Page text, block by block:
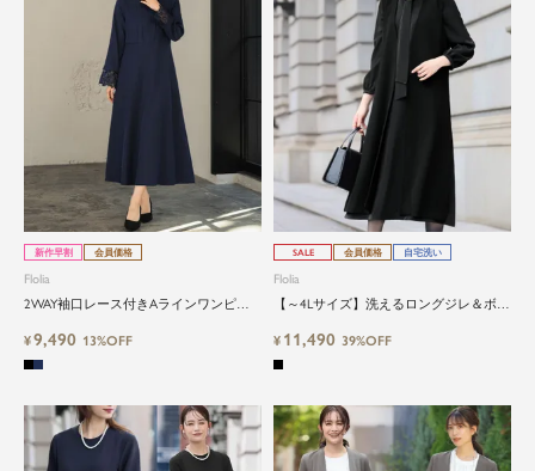
新作早割 会員価格
Flolia
2WAY袖口レース付きAラインワンピー
¥9,490 13%OFF
SALE 会員価格 自宅洗い
Flolia
【～4Lサイズ】洗えるロングジレ＆ボウ
¥ 11,490 39%OFF